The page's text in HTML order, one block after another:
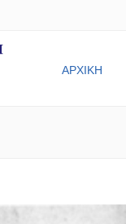
ΑΡΧΙΚΗ